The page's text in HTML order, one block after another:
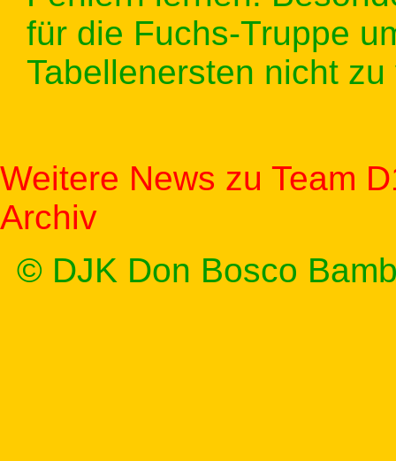
für die Fuchs-Truppe
Tabellenersten nicht
Weitere News zu Team
Archiv
© DJK Don Bosco